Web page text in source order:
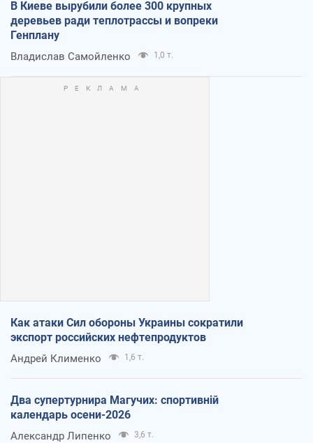
В Киеве вырубили более 300 крупных
деревьев ради теплотрассы и вопреки
Генплану
Владислав Самойленко 1,0 т.
Как атаки Сил обороны Украины сократили
экспорт российских нефтепродуктов
Андрей Клименко 1,6 т.
Два супертурнира Магучих: спортивній
календарь осени-2026
Александр Липенко 3,6 т.